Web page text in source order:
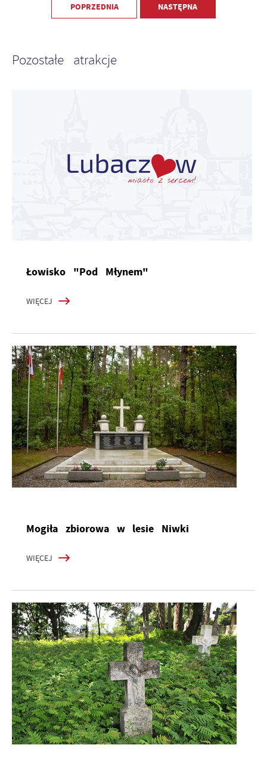
POPRZEDNIA NASTĘPNA
Pozostałe atrakcje
Łowisko "Pod Młynem"
WIĘCEJ
Mogiła zbiorowa w lesie Niwki
WIĘCEJ